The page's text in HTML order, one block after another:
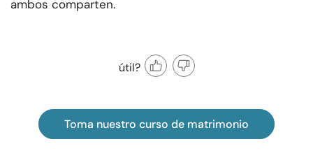
ambos comparten.
útil?
Toma nuestro curso de matrimonio